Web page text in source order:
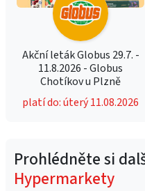
Akční leták Globus 29.7. -
11.8.2026 - Globus
Chotíkov u Plzně
platí do: úterý 11.08.2026
Prohlédněte si
Hypermarkety